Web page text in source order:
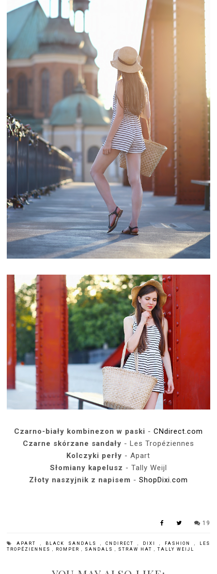
Czarno-biały kombinezon w paski - CNdirect.com
Czarne skórzane sandały - Les Tropéziennes
Kolczyki perły - Apart
Słomiany kapelusz - Tally Weijl
Złoty naszyjnik z napisem - ShopDixi.com
19
APART , BLACK SANDALS , CNDIRECT , DIXI , FASHION ,
LES
TROPÉZIENNES, ROMPER, SANDALS, STRAW HAT,TALLY WEIJL